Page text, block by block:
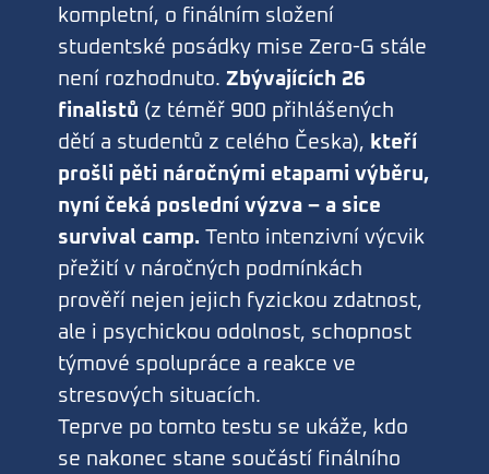
kompletní, o finálním složení
studentské posádky mise Zero-G stále
není rozhodnuto. Zbývajících 26
finalistů (z téměř 900 přihlášených
dětí a studentů z celého Česka), kteří
prošli pěti náročnými etapami výběru,
nyní čeká poslední výzva – a sice
survival camp. Tento intenzivní výcvik
přežití v náročných podmínkách
prověří nejen jejich fyzickou zdatnost,
ale i psychickou odolnost, schopnost
týmové spolupráce a reakce ve
stresových situacích.
Teprve po tomto testu se ukáže, kdo
se nakonec stane součástí finálního